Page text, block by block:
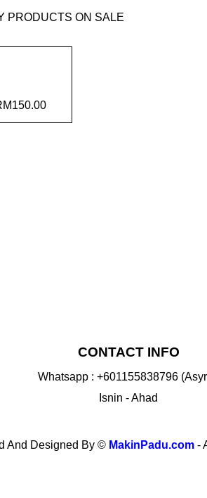
PRODUCTS ON SALE
150.00
QUICK
CONTACT INFO
Whatsapp : +601155838796
Isnin - Ahad
And Designed By © MakinPadu.com-